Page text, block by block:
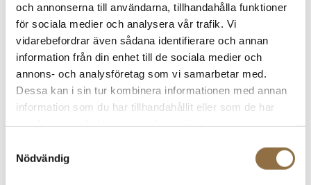
och annonserna till användarna, tillhandahålla funktioner
för sociala medier och analysera vår trafik. Vi
vidarebefordrar även sådana identifierare och annan
information från din enhet till de sociala medier och
annons- och analysföretag som vi samarbetar med.
Dessa kan i sin tur kombinera informationen med annan
information som du har tillhandahållit eller som de har
Nödvändig
Steg 5:
Skicka paketet till:
Kryddhyllan
Ekedalen Solhem
522 93 Tidaholm
resten. Om det är en vanlig retur så kommer pengarna
tillbaka på samma sätt strax efter att vi tagit emot er